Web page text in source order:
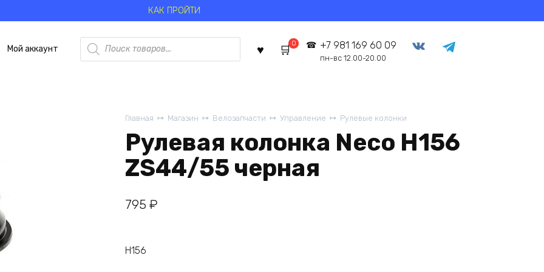
КАК ПРОЙТИ
Мой аккаунт
Поиск
товаров
0 +7 981 169 60 09
пн-вс 12.00-20.00
Главная
Магазин Велозапчасти Управление Рулевые колонки
Рулевая колонка Neco H156
ZS44/55 черная
795 ₽
H156